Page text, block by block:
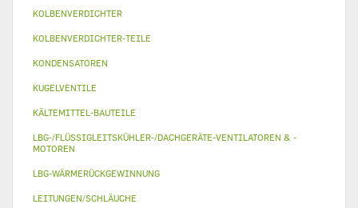
KOLBENVERDICHTER
KOLBENVERDICHTER-TEILE
KONDENSATOREN
KUGELVENTILE
KÄLTEMITTEL-BAUTEILE
LBG-/FLÜSSIGLEITSKÜHLER-/DACHGERÄTE-VENTILATOREN & -
MOTOREN
LBG-WÄRMERÜCKGEWINNUNG
LEITUNGEN/SCHLÄUCHE